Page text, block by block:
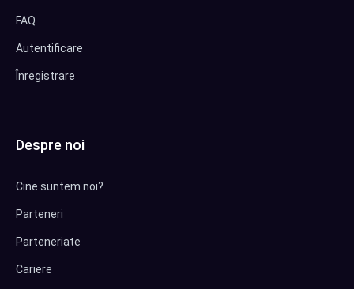
FAQ
Autentificare
Înregistrare
Despre noi
Cine suntem noi?
Parteneri
Parteneriate
Cariere